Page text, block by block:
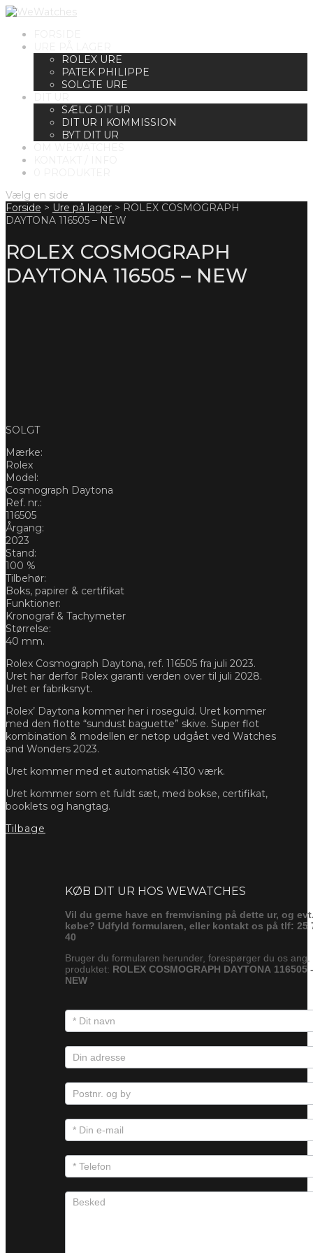
ROLEX URE
PATEK PHILIPPE
SOLGTE URE
SÆLG DIT UR
DIT UR I KOMMISSION
BYT DIT UR
Vælg en side
Forside > Ure på lager > ROLEX COSMOGRAPH
DAYTONA 116505 – NEW
ROLEX COSMOGRAPH
DAYTONA 116505 – NEW
SOLGT
Mærke:
Rolex
Model:
Cosmograph Daytona
Ref. nr.:
116505
Årgang:
2023
Stand:
100 %
Tilbehør:
Boks, papirer & certifikat
Funktioner:
Kronograf & Tachymeter
Størrelse:
40 mm.
Rolex Cosmograph Daytona, ref. 116505 fra juli 2023.
Uret har derfor Rolex garanti verden over til juli 2028.
Uret er fabriksnyt.
Rolex’ Daytona kommer her i roseguld. Uret kommer
med den flotte “sundust baguette” skive. Super flot
kombination & modellen er netop udgået ved Watches
and Wonders 2023.
Uret kommer med et automatisk 4130 værk.
Uret kommer som et fuldt sæt, med bokse, certifikat,
booklets og hangtag.
Tilbage
KØB DIT UR HOS WEWATCHES
Vil du gerne have en fremvisning på dette ur, og
købe? Udfyld formularen, eller kontakt os på tlf: 25
40
Bruger du formularen herunder, forespørger du os ang.
produktet: ROLEX COSMOGRAPH DAYTONA 116505 -
NEW